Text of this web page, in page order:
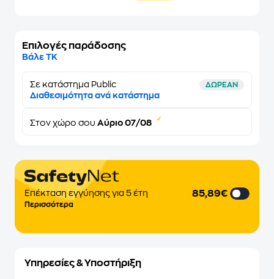
Επιλογές παράδοσης
Βάλε ΤΚ
Σε κατάστημα Public ΔΩΡΕΑΝ
Διαθεσιμότητα ανά κατάστημα
Στον χώρο σου Αύριο 07/08
Επέκταση εγγύησης για 5 έτη
Περισσότερα
85,89€
Υπηρεσίες & Υποστήριξη